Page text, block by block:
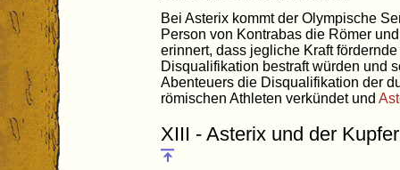
Bei Asterix kommt der Olympische
Person von Kontrabas die Römer
erinnert, dass jegliche Kraft
Disqualifikation bestraft würden und
Abenteuers die Disqualifikation der
römischen Athleten verkündet und
XIII - Asterix und der